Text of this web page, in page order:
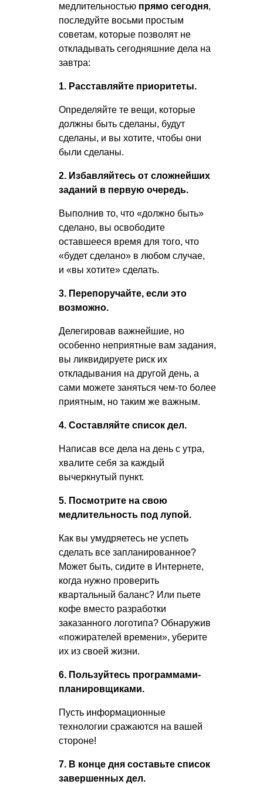
медлительностью прямо сегодня,
последуйте восьми простым
советам, которые позволят не
откладывать сегодняшние дела на
завтра:
1. Расставляйте приоритеты.
Определяйте те вещи, которые
должны быть сделаны, будут
сделаны, и вы хотите, чтобы они
были сделаны.
2. Избавляйтесь от сложнейших
заданий в первую очередь.
Выполнив то, что «должно быть»
сделано, вы освободите
оставшееся время для того, что
«будет сделано» в любом случае,
и «вы хотите» сделать.
3. Перепоручайте, если это
возможно.
Делегировав важнейшие, но
особенно неприятные вам задания,
вы ликвидируете риск их
откладывания на другой день, а
сами можете заняться чем-то более
приятным, но таким же важным.
4. Составляйте список дел.
Написав все дела на день с утра,
хвалите себя за каждый
вычеркнутый пункт.
5. Посмотрите на свою
медлительность под лупой.
Как вы умудряетесь не успеть
сделать все запланированное?
Может быть, сидите в Интернете,
когда нужно проверить
квартальный баланс? Или пьете
кофе вместо разработки
заказанного логотипа? Обнаружив
«пожирателей времени», уберите
их из своей жизни.
6. Пользуйтесь программами-
планировщиками.
Пусть информационные
технологии сражаются на вашей
стороне!
7. В конце дня составьте список
завершенных дел.